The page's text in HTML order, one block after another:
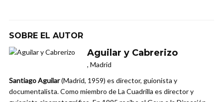
SOBRE EL AUTOR
Aguilar y Cabrerizo
, Madrid
Santiago Aguilar(Madrid, 1959) es director, guionista y
documentalista. Como miembro de La Cuadrilla es director y